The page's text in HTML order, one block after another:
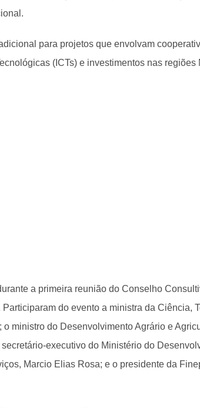
para projetos que envolvam
(ICTs) e investimentos nas regiões
a primeira reunião do Conselho
Participaram do evento a ministra da Ciência,
o ministro do Desenvolvimento Agrário e
executivo do Ministério do
Marcio Elias Rosa; e o presidente da